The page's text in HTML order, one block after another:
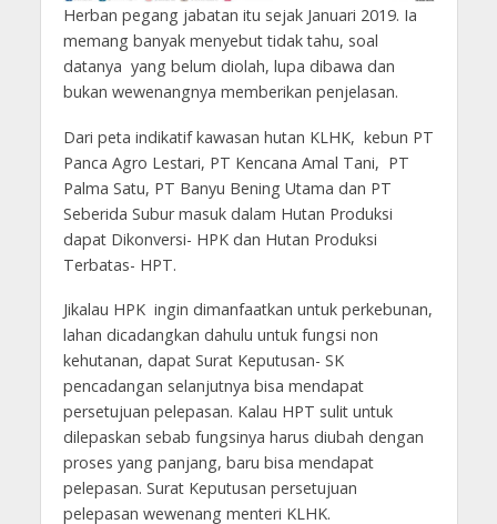
Herban pegang jabatan itu sejak Januari 2019. Ia
memang banyak menyebut tidak tahu, soal
datanya yang belum diolah, lupa dibawa dan
bukan wewenangnya memberikan penjelasan.
Dari peta indikatif kawasan hutan KLHK, kebun PT
Panca Agro Lestari, PT Kencana Amal Tani, PT
Palma Satu, PT Banyu Bening Utama dan PT
Seberida Subur masuk dalam Hutan Produksi
dapat Dikonversi- HPK dan Hutan Produksi
Terbatas- HPT.
Jikalau HPK ingin dimanfaatkan untuk perkebunan,
lahan dicadangkan dahulu untuk fungsi non
kehutanan, dapat Surat Keputusan- SK
pencadangan selanjutnya bisa mendapat
persetujuan pelepasan. Kalau HPT sulit untuk
dilepaskan sebab fungsinya harus diubah dengan
proses yang panjang, baru bisa mendapat
pelepasan. Surat Keputusan persetujuan
pelepasan wewenang menteri KLHK.